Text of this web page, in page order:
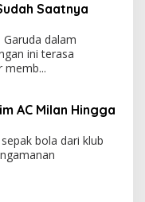
Saatnya
dalam
ini terasa
memb...
AC Milan Hingga
bola dari klub